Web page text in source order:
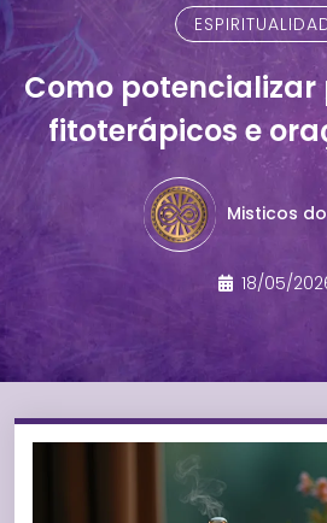
Como potencializar
fitoterápicos e
Misticos
18/05/